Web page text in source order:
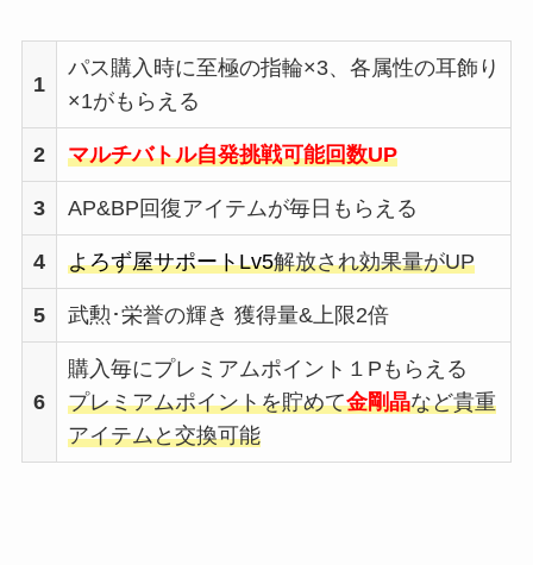
1
パス購入時に至極の指輪×3、各属性の耳飾り
×1がもらえる
2 マルチバトル自発挑戦可能回数UP
3 AP&BP回復アイテムが毎日もらえる
4 よろず屋サポートLv5解放され効果量がUP
5 武勲･栄誉の輝き 獲得量&上限2倍
6
購入毎にプレミアムポイント１Pもらえる
プレミアムポイントを貯めて金剛晶など貴重
アイテムと交換可能